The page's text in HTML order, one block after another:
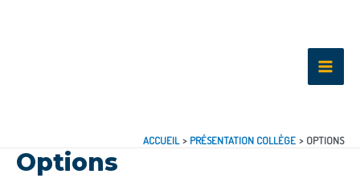
ACCUEIL PRÉSENTATION COLLÈGE OPTIONS
Options